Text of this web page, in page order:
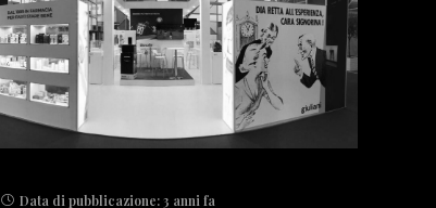
Data di pubblicazione:3 anni fa